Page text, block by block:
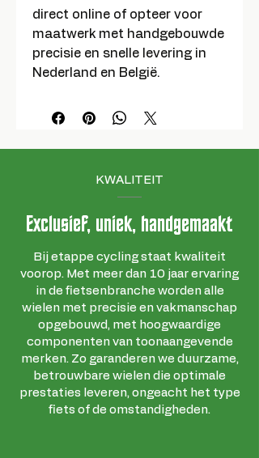
direct online of opteer voor
maatwerk met handgebouwde
precisie en snelle levering in
Nederland en België.
KWALITEIT
Exclusief, uniek, handgemaakt
Bij etappe cycling staat kwaliteit
voorop. Met meer dan 10 jaar ervaring
in de fietsenbranche worden alle
wielen met precisie en vakmanschap
opgebouwd, met hoogwaardige
componenten van toonaangevende
merken. Zo garanderen we duurzame,
betrouwbare wielen die optimale
prestaties leveren, ongeacht het type
fiets of de omstandigheden.